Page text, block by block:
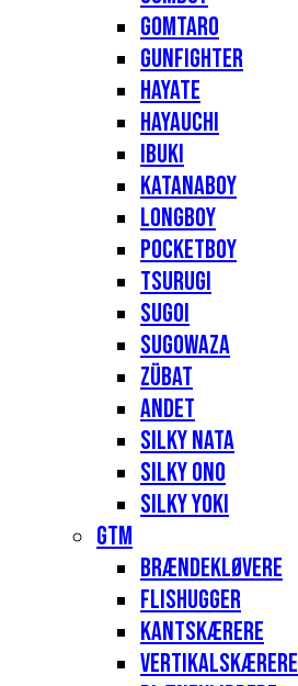
Gomtaro
Gunfighter
Hayate
Hayauchi
Ibuki
Katanaboy
Longboy
Pocketboy
Tsurugi
Sugoi
Sugowaza
Zübat
Andet
Silky Nata
Silky Ono
Silky Yoki
GTM
Brændekløvere
Flishugger
Kantskærere
Vertikalskærere